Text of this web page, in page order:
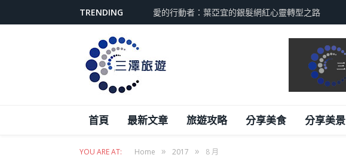
TRENDING 愛的行動者：葉亞宜的銀髮網紅心靈轉型之路
首頁 最新文章 旅遊攻略 分享美食 分享美景
YOU ARE AT: Home » 2017 » 8 月